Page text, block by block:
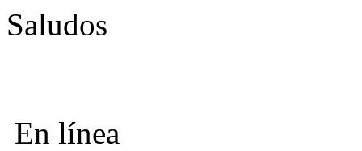
Saludos
En línea